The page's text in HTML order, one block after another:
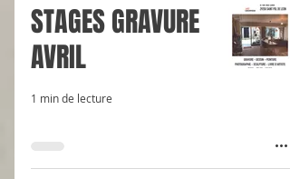
STAGES GRAVURE
AVRIL
1 min de lecture